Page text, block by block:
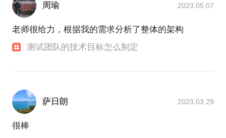
周瑜 2023.05.07
老师很给力，根据我的需求分析了整体的架构
测试团队的技术目标怎么制定
萨日朗 2023.03.29
很棒